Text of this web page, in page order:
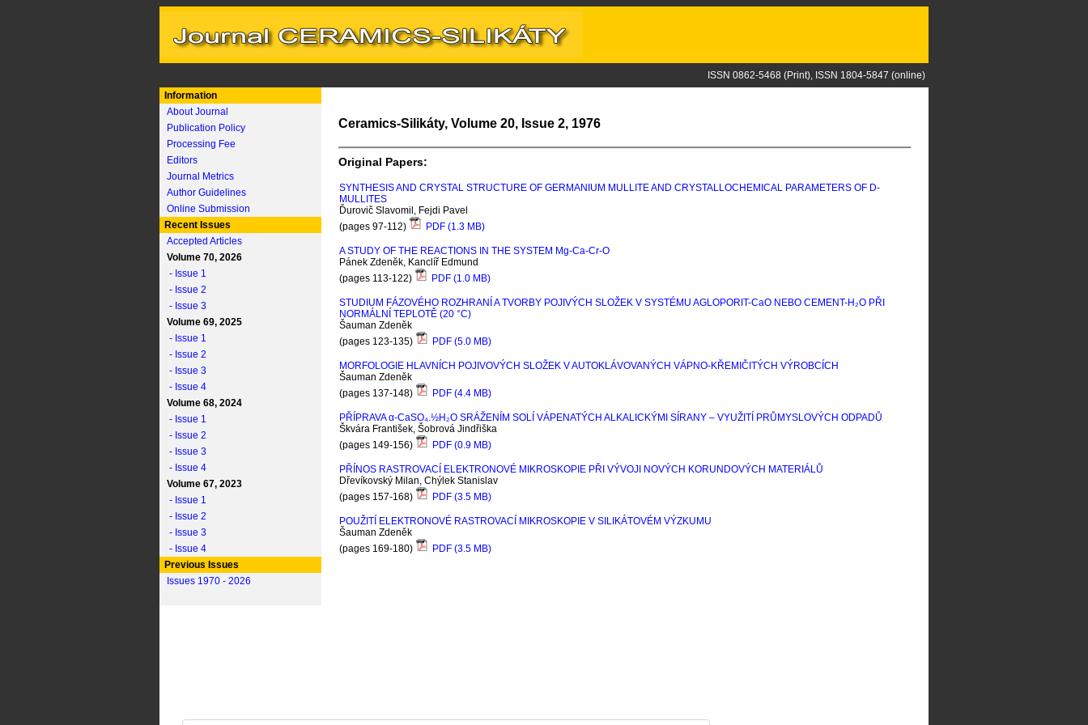
ISSN 0862-5468 (Print), ISSN 1804-5847 (online)
Information
About Journal
Publication Policy
Processing Fee
Editors
Journal Metrics
Author Guidelines
Online Submission
Recent Issues
Accepted Articles
Volume 70, 2026
- Issue 1
- Issue 2
- Issue 3
Volume 69, 2025
- Issue 1
- Issue 2
- Issue 3
- Issue 4
Volume 68, 2024
- Issue 1
- Issue 2
- Issue 3
- Issue 4
Volume 67, 2023
- Issue 1
- Issue 2
- Issue 3
- Issue 4
Previous Issues
Issues 1970 - 2026
Ceramics-Silikáty, Volume 20, Issue 2, 1976
Original Papers:
SYNTHESIS AND CRYSTAL STRUCTURE OF GERMANIUM MULLITE AND CRYSTALLOCHEMICAL PARAMETERS OF D-
MULLITES
Ďurovič Slavomil, Fejdi Pavel
(pages 97-112)
PDF (1.3 MB)
A STUDY OF THE REACTIONS IN THE SYSTEM Mg-Ca-Cr-O
Pánek Zdeněk, Kanclíř Edmund
(pages 113-122)
PDF (1.0 MB)
STUDIUM FÁZOVÉHO ROZHRANÍ A TVORBY POJIVÝCH SLOŽEK V SYSTÉMU AGLOPORIT-CaO NEBO CEMENT-H₂O PŘI
NORMÁLNÍ TEPLOTĚ (20 °C)
Šauman Zdeněk
(pages 123-135)
PDF (5.0 MB)
MORFOLOGIE HLAVNÍCH POJIVOVÝCH SLOŽEK V AUTOKLÁVOVANÝCH VÁPNO-KŘEMIČITÝCH VÝROBCÍCH
Šauman Zdeněk
(pages 137-148)
PDF (4.4 MB)
PŘÍPRAVAα-CaSO₄.½H₂O SRÁŽENÍM SOLÍ VÁPENATÝCH ALKALICKÝMI SÍRANY – VYUŽITÍ PRŮMYSLOVÝCH ODPADŮ
Škvára František, Šobrová Jindřiška
(pages 149-156)
PDF (0.9 MB)
PŘÍNOS RASTROVACÍ ELEKTRONOVÉ MIKROSKOPIE PŘI VÝVOJI NOVÝCH KORUNDOVÝCH MATERIÁLŮ
Dřevíkovský Milan, Chýlek Stanislav
(pages 157-168)
PDF (3.5 MB)
POUŽITÍ ELEKTRONOVÉ RASTROVACÍ MIKROSKOPIE V SILIKÁTOVÉM VÝZKUMU
Šauman Zdeněk
(pages 169-180)
PDF (3.5 MB)